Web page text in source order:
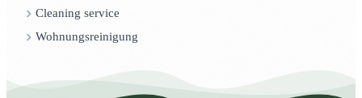
Cleaning service
Wohnungsreinigung